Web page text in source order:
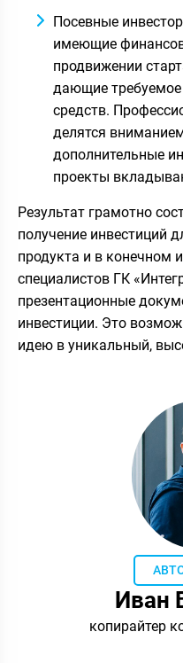
Посевные
имеющие
продвижении
дающие
средств.
делятся
дополнительные
проекты
Результат грамотно
получение инвестиций
продукта и в конечном
специалистов ГК
презентационные
инвестиции. Это
идею в уникальный,
Иван
копирайтер